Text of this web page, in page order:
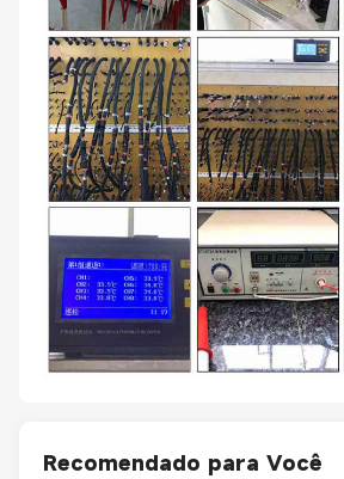
Recomendado para Você